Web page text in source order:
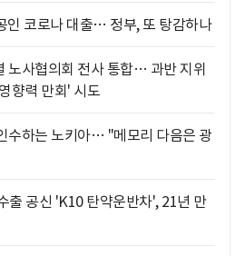
인 코로나 대출… 정부, 또 탕감하나
노사협의회 전사 통합… 과반 지위
향력 만회' 시도
수하는 노키아… "메모리 다음은 광
출 공신 'K10 탄약운반차', 21년 만